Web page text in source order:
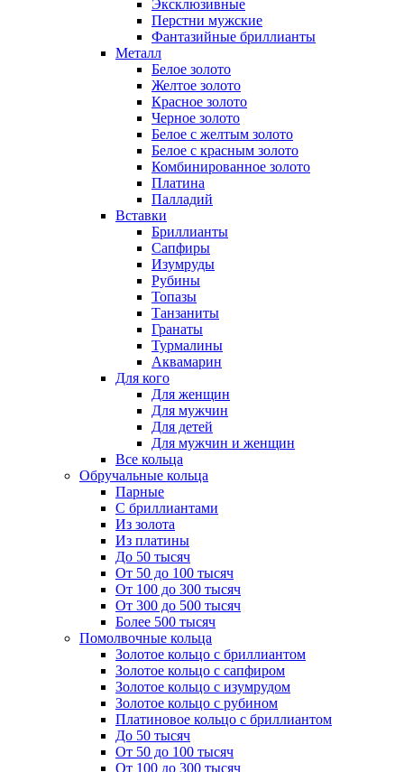
Эксклюзивные
Перстни мужские
Фантазийные бриллианты
Металл
Белое золото
Желтое золото
Красное золото
Черное золото
Белое с желтым золото
Белое с красным золото
Комбинированное золото
Платина
Палладий
Вставки
Бриллианты
Сапфиры
Изумруды
Рубины
Топазы
Танзаниты
Гранаты
Турмалины
Аквамарин
Для кого
Для женщин
Для мужчин
Для детей
Для мужчин и женщин
Все кольца
Обручальные кольца
Парные
С бриллиантами
Из золота
Из платины
До 50 тысяч
От 50 до 100 тысяч
От 100 до 300 тысяч
От 300 до 500 тысяч
Более 500 тысяч
Помолвочные кольца
Золотое кольцо с бриллиантом
Золотое кольцо с сапфиром
Золотое кольцо с изумрудом
Золотое кольцо с рубином
Платиновое кольцо с бриллиантом
До 50 тысяч
От 50 до 100 тысяч
От 100 до 300 тысяч